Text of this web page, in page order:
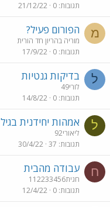
תגובות 0
21/12/22
מ הפורום פעיל?
מוריה בהריון חד הורית
תגובות 0
17/9/22
ל בדיקות גנטיות
לורי49
תגובות 0
14/8/22
ל אמהות יחידנית בגיל 57
ליאורי92
תגובות 37
30/4/22
ח עבודה מהבית
חגית112233456
תגובות 0
12/4/22